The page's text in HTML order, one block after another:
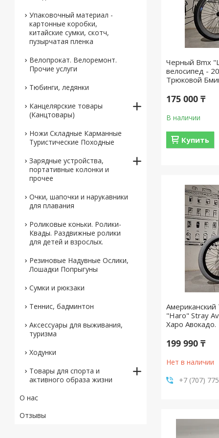
Черный Bmx
велосипед -
Трюковой
175 000 ₸
В наличии
Купить
"Haro" Stray
Харо Авокадо.
199 990 ₸
Нет в наличии
+7 (707)
Упаковочный материал -
картонные коробки,
китайские сумки, скотч,
пузырчатая пленка
Велопрокат. Велоремонт.
Прочие услуги
Тюбинги, ледянки
Канцелярские товары
(Канцтовары)
Ножи Складные Карманные
Туристические Походные
Зарядные устройства,
портативные колонки и
прочее
Очки, шапочки и нарукавники
для плавания
Роликовые коньки. Ролики-
Квады. Раздвижные ролики
для детей и взрослых.
Резиновые Надувные Ослики,
Лошадки Попрыгуны
Сумки и рюкзаки
Теннис, бадминтон
Аксессуары для выживания,
туризма
Ходунки
Товары для спорта и
активного образа жизни
О нас
Отзывы